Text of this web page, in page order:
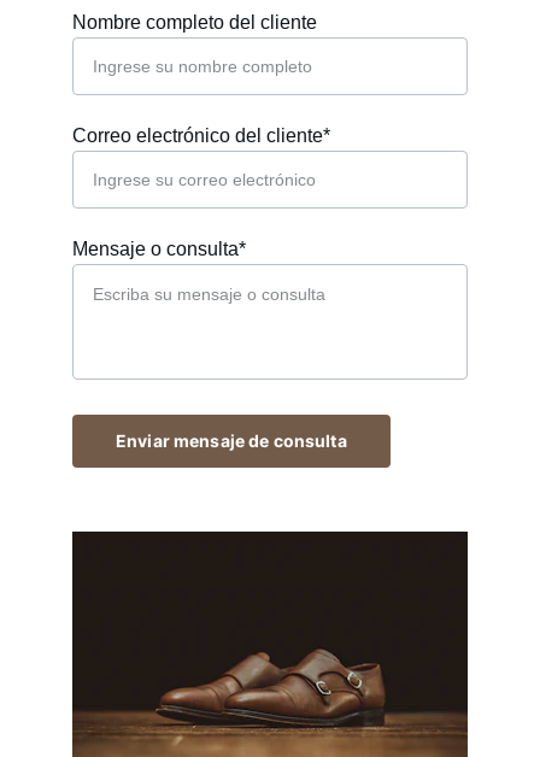
Nombre completo del cliente
Correo electrónico del cliente*
Mensaje o consulta*
Enviar mensaje de consulta